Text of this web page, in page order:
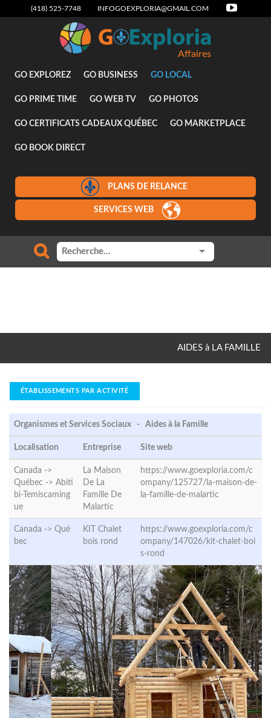
(418) 525-7748 INFOGOEXPLORIA@GMAIL.COM
Affaires
GO EXPLOREZ GO BUSINESS GO LOCAL
GO PRIME TIME GO WEB TV GO PHOTOS
GO CERTIFICATS CADEAUX QUÉBEC GO MARKETPLACE
GO BOOK DIRECT
PLANS DE RELANCE
SERVICES WEB
AIDES à LA FAMILLE
ÉTABLISSEMENTS PAR ACTIVITÉ
Organismes et Services Sociaux - Aides à la Famille
Localisation Entreprise Site web
Canada ->
Québec -> Abiti
bi-Temiscaming
ue
La Maison
De La
Famille De
Malartic
https://www.goexploria.com/c
ompany/125727/la-maison-de-
la-famille-de-malartic
Canada -> Qué
bec
KIT Chalet
bois rond
https://www.goexploria.com/c
ompany/147026/kit-chalet-boi
s-rond